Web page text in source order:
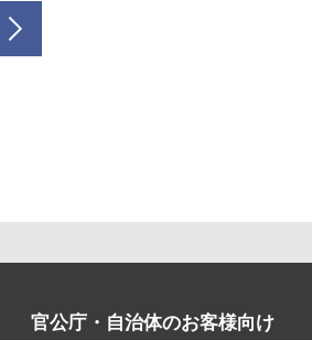
官公庁・自治体のお客様向け